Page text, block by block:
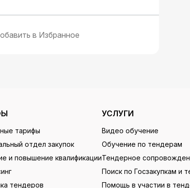
в Избранное
тарифы
отдел закупок
и повышение квалификации
тендеров
УСЛУГИ
Видео обучение
Обучение по тендерам
Тендерное
Поиск по Госзакупкам и
Помощь в участии в